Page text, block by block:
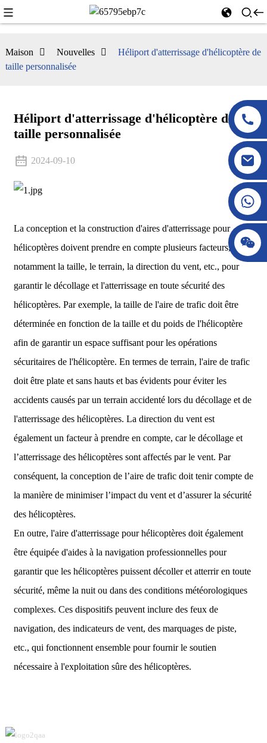
Maison Nouvelles
Héliport d'atterrissage d'hélicoptère de
taille personnalisée
Héliport d'atterrissage d'hélicoptère de
taille personnalisée
2024-09-10
La conception et la construction d'aires d'atterrissage pour
hélicoptères doivent prendre en compte plusieurs facteurs,
notamment la taille, le terrain, la direction du vent, etc., pour
garantir le décollage et l'atterrissage en toute sécurité des
hélicoptères. Par exemple, la taille de l'aire de trafic doit être
déterminée en fonction de la taille et du poids de l'hélicoptère
afin de garantir un espace suffisant pour les opérations
sécuritaires de l'hélicoptère. En termes de terrain, l'aire de trafic
doit être plate et sans hauts et bas évidents pour éviter les
accidents causés par un terrain accidenté lors du décollage et de
l'atterrissage des hélicoptères. La direction du vent est
également un facteur à prendre en compte, car le décollage et
l’atterrissage des hélicoptères sont affectés par le vent. Par
conséquent, la conception de l’aire de trafic doit tenir compte de
la manière de minimiser l’impact du vent et d’assurer la sécurité
des hélicoptères.
En outre, l'aire d'atterrissage pour hélicoptères doit également
être équipée d'aides à la navigation professionnelles pour
garantir que les hélicoptères puissent décoller et atterrir en toute
sécurité, même la nuit ou dans des conditions météorologiques
complexes. Ces dispositifs peuvent inclure des feux de
navigation, des indicateurs de vent, des marquages ​​de piste,
etc., qui fonctionnent ensemble pour fournir le soutien
nécessaire à l'exploitation sûre des hélicoptères.